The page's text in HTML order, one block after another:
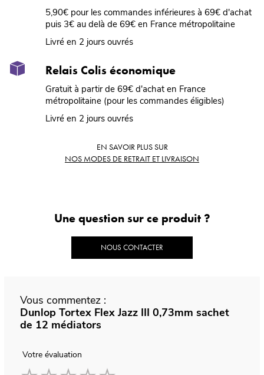
5,90€ pour les commandes inférieures à 69€ d'achat
puis 3€ au delà de 69€ en France métropolitaine
Livré en 2 jours ouvrés
Relais Colis économique
Gratuit à partir de 69€ d'achat en France
métropolitaine (pour les commandes éligibles)
Livré en 2 jours ouvrés
EN SAVOIR PLUS SUR
NOS MODES DE RETRAIT ET LIVRAISON
Une question sur ce produit ?
NOUS CONTACTER
Vous commentez :
Dunlop Tortex Flex Jazz III 0,73mm sachet
de 12 médiators
Votre évaluation